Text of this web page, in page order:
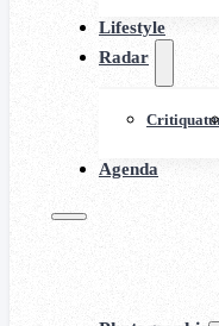
Lifestyle
Radar
Agenda